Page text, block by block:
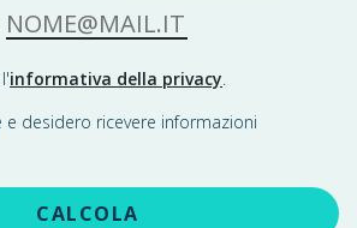
NOME@MAIL.IT
informativa della privacy.
e desidero ricevere informazioni
CALCOLA